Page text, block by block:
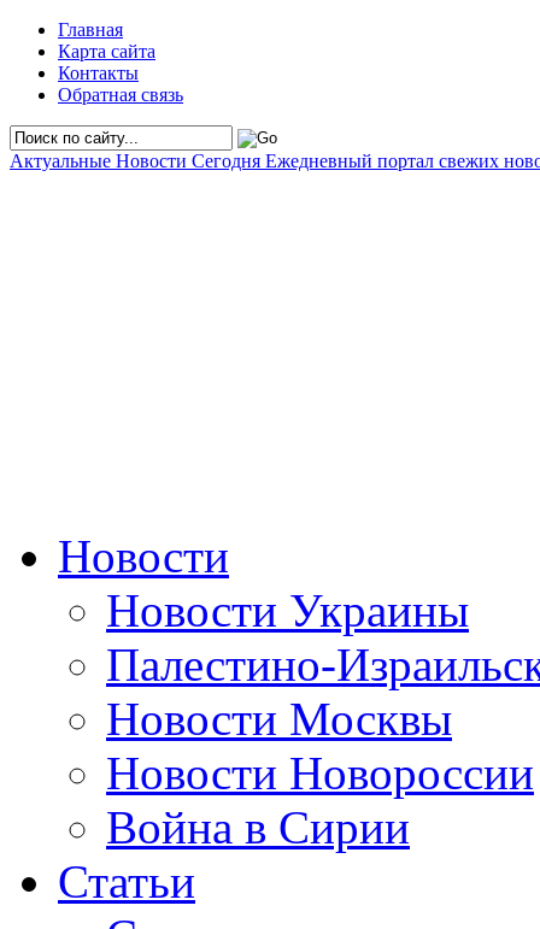
Главная
Карта сайта
Контакты
Обратная связь
Актуальные Новости Сегодня Ежедневный портал свежих
Новости
Новости Украины
Палестино-
Новости Москвы
Новости Новороссии
Война в Сирии
Статьи